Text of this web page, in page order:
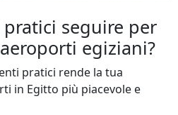
seguire per
egiziani?
pratici rende la tua
in Egitto più piacevole e